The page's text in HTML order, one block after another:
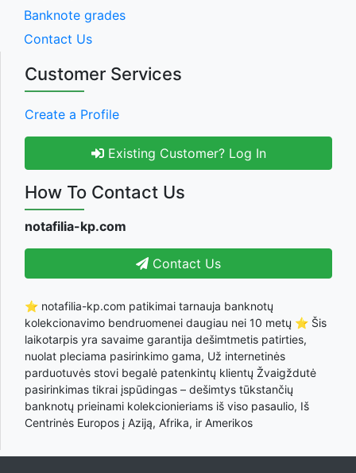
Banknote grades
Contact Us
Customer Services
Create a Profile
Existing Customer? Log In
How To Contact Us
notafilia-kp.com
Contact Us
⭐ notafilia-kp.com patikimai tarnauja banknotų
kolekcionavimo bendruomenei daugiau nei 10 metų ⭐ Šis
laikotarpis yra savaime garantija dešimtmetis patirties,
nuolat pleciama pasirinkimo gama, Už internetinės
parduotuvės stovi begalė patenkintų klientų Žvaigždutė
pasirinkimas tikrai įspūdingas – dešimtys tūkstančių
banknotų prieinami kolekcionieriams iš viso pasaulio, Iš
Centrinės Europos į Aziją, Afrika, ir Amerikos